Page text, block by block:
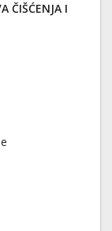
ČIŠĆENJA I